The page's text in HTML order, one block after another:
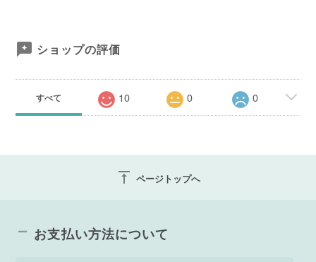
ショップの評価
すべて 10 0 0
vertical_align_top ページトップへ
お支払い方法について